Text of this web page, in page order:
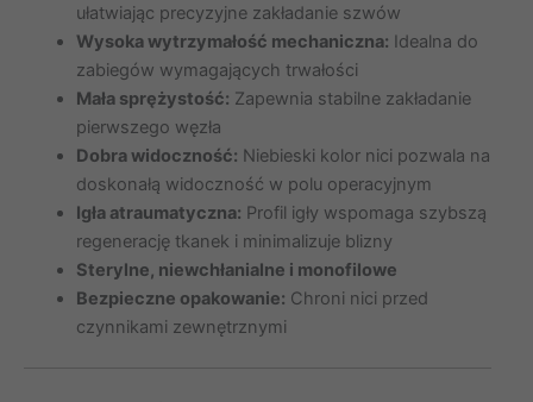
ułatwiając precyzyjne zakładanie szwów
Wysoka wytrzymałość mechaniczna: Idealna do
zabiegów wymagających trwałości
Mała sprężystość: Zapewnia stabilne zakładanie
pierwszego węzła
Dobra widoczność: Niebieski kolor nici pozwala na
doskonałą widoczność w polu operacyjnym
Igła atraumatyczna: Profil igły wspomaga szybszą
regenerację tkanek i minimalizuje blizny
Sterylne, niewchłanialne i monofilowe
Bezpieczne opakowanie: Chroni nici przed
czynnikami zewnętrznymi